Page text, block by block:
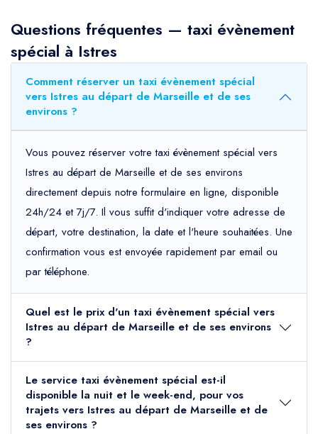
Questions fréquentes — taxi évènement
spécial à Istres
Comment réserver un taxi évènement spécial
vers Istres au départ de Marseille et de ses
environs ?
Vous pouvez réserver votre taxi évènement spécial vers
Istres au départ de Marseille et de ses environs
directement depuis notre formulaire en ligne, disponible
24h/24 et 7j/7. Il vous suffit d'indiquer votre adresse de
départ, votre destination, la date et l'heure souhaitées. Une
confirmation vous est envoyée rapidement par email ou
par téléphone.
Quel est le prix d'un taxi évènement spécial vers
Istres au départ de Marseille et de ses environs
?
Le service taxi évènement spécial est-il
disponible la nuit et le week-end, pour vos
trajets vers Istres au départ de Marseille et de
ses environs ?